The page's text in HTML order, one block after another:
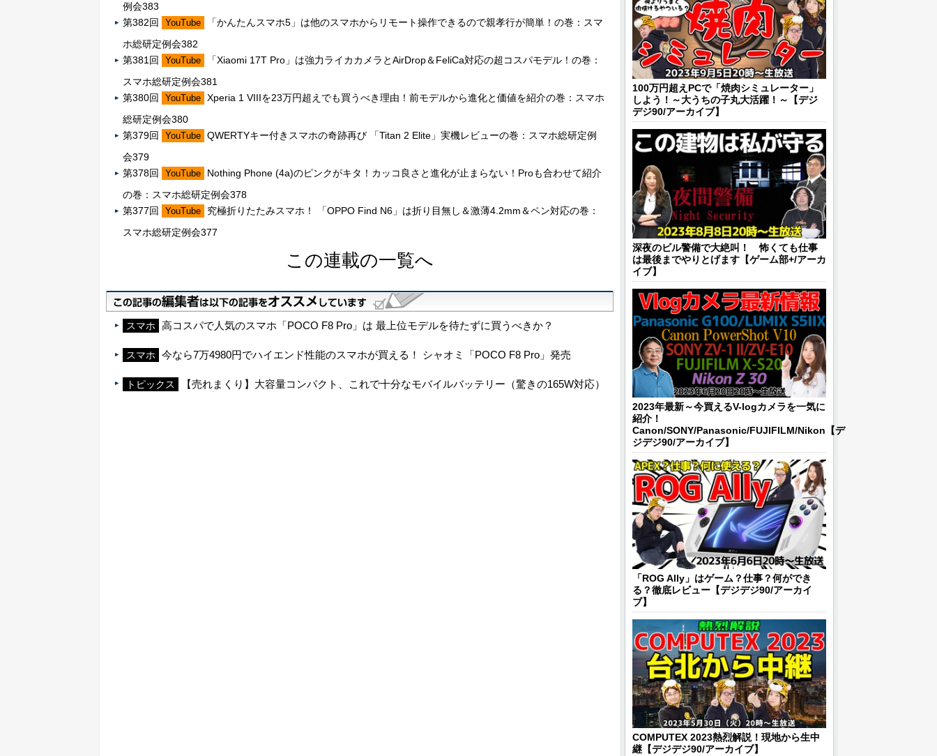
例会383
第382回
YouTube
「かんたんスマホ5」は他のスマホからリモート操作できるので親孝行が簡単！の巻：スマ
ホ総研定例会382
第381回
YouTube
「Xiaomi 17T Pro」は強力ライカカメラとAirDrop＆FeliCa対応の超コスパモデル！の巻：
スマホ総研定例会381
第380回
YouTube Xperia 1 VIIIを23万円超えでも買うべき理由！前モデルから進化と価値を紹介の巻：スマホ
総研定例会380
第379回
YouTube QWERTYキー付きスマホの奇跡再び 「Titan 2 Elite」実機レビューの巻：スマホ総研定例
会379
第378回
YouTube
Nothing Phone (4a)のピンクがキタ！カッコ良さと進化が止まらない！Proも合わせて紹介
の巻：スマホ総研定例会378
第377回
YouTube
究極折りたたみスマホ！ 「OPPO Find N6」は折り目無し＆激薄4.2mm＆ペン対応の巻：
スマホ総研定例会377
この連載の一覧へ
スマホ 高コスパで人気のスマホ「POCO F8 Pro」は 最上位モデルを待たずに買うべきか？
スマホ 今なら7万4980円でハイエンド性能のスマホが買える！ シャオミ「POCO F8 Pro」発売
トピックス 【売れまくり】大容量コンパクト、これで十分なモバイルバッテリー（驚きの165W対応）
100万円超えPCで「焼肉シミュレーター」
しよう！～大うちの子丸大活躍！～【デジ
デジ90/アーカイブ】
深夜のビル警備で大絶叫！ 怖くても仕事
は最後までやりとげます【ゲーム部+/アーカ
イブ】
2023年最新～今買えるV-logカメラを一気に
紹介！
Canon/SONY/Panasonic/FUJIFILM/Nikon【デ
ジデジ90/アーカイブ】
「ROG Ally」はゲーム？仕事？何ができ
る？徹底レビュー【デジデジ90/アーカイ
ブ】
COMPUTEX 2023熱烈解説！現地から生中
継【デジデジ90/アーカイブ】